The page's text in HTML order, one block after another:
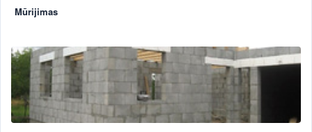
Mūrijimas